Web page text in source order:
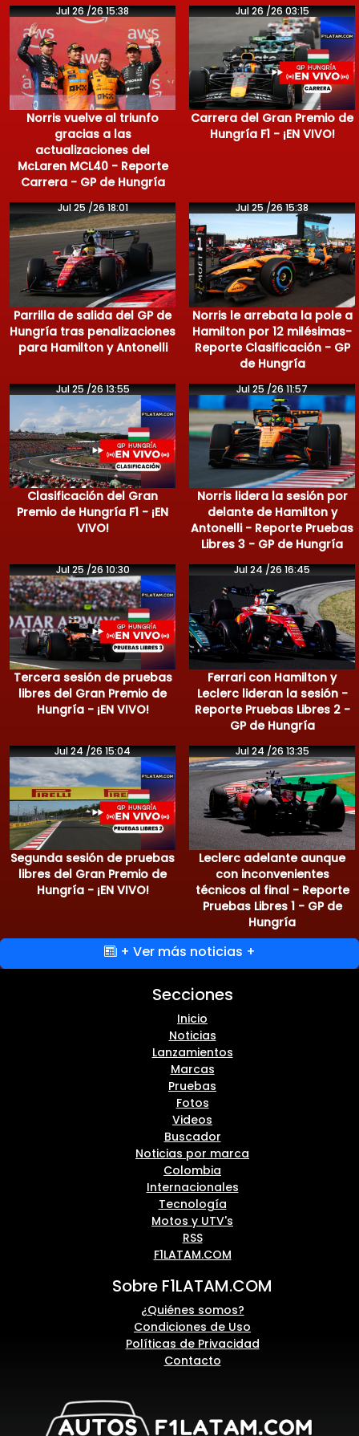
Jul 26 /26 15:38
Norris vuelve al triunfo
gracias a las
actualizaciones del
McLaren MCL40 - Reporte
Carrera - GP de Hungría
Jul 26 /26 03:15
Carrera del Gran Premio de
Hungría F1 - ¡EN VIVO!
Jul 25 /26 18:01
Parrilla de salida del GP de
Hungría tras penalizaciones
para Hamilton y Antonelli
Jul 25 /26 15:38
Norris le arrebata la pole a
Hamilton por 12 milésimas-
Reporte Clasificación - GP
de Hungría
Jul 25 /26 13:55
Clasificación del Gran
Premio de Hungría F1 - ¡EN
VIVO!
Jul 25 /26 11:57
Norris lidera la sesión por
delante de Hamilton y
Antonelli - Reporte Pruebas
Libres 3 - GP de Hungría
Jul 25 /26 10:30
Tercera sesión de pruebas
libres del Gran Premio de
Hungría - ¡EN VIVO!
Jul 24 /26 16:45
Ferrari con Hamilton y
Leclerc lideran la sesión -
Reporte Pruebas Libres 2 -
GP de Hungría
Jul 24 /26 15:04
Segunda sesión de pruebas
libres del Gran Premio de
Hungría - ¡EN VIVO!
Jul 24 /26 13:35
Leclerc adelante aunque
con inconvenientes
técnicos al final - Reporte
Pruebas Libres 1 - GP de
Hungría
+ Ver más noticias +
Secciones
Inicio
Noticias
Lanzamientos
Marcas
Pruebas
Fotos
Videos
Buscador
Noticias por marca
Colombia
Internacionales
Tecnología
Motos y UTV's
RSS
F1LATAM.COM
Sobre F1LATAM.COM
¿Quiénes somos?
Condiciones de Uso
Políticas de Privacidad
Contacto